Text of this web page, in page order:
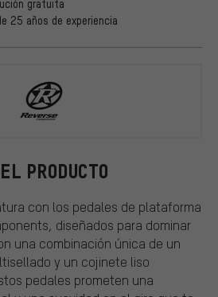
PRODUCTO
con los pedales de plataforma
diseñados para dominar
una combinación única de un
y un cojinete liso
pedales prometen una
gratuita
25 años de experiencia